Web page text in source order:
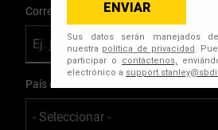
Correo Electrónico
País de Residencia